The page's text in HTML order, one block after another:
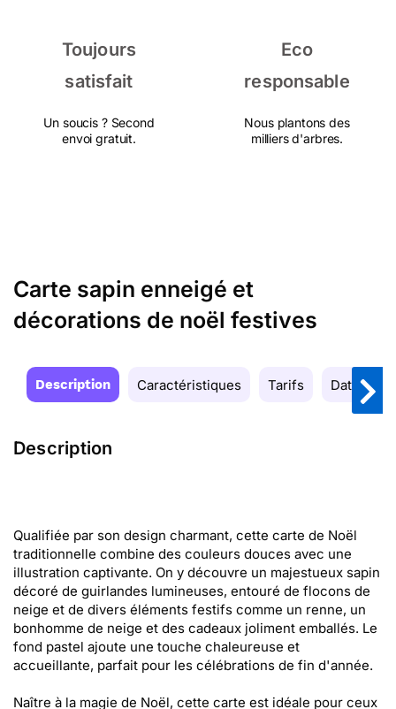
Toujours
satisfait
Un soucis ? Second
envoi gratuit.
Eco
responsable
Nous plantons des
milliers d'arbres.
Carte sapin enneigé et
décorations de noël festives
Description Caractéristiques Tarifs Date de
Description
Qualifiée par son design charmant, cette carte de Noël
traditionnelle combine des couleurs douces avec une
illustration captivante. On y découvre un majestueux sapin
décoré de guirlandes lumineuses, entouré de flocons de
neige et de divers éléments festifs comme un renne, un
bonhomme de neige et des cadeaux joliment emballés. Le
fond pastel ajoute une touche chaleureuse et
accueillante, parfait pour les célébrations de fin d'année.
Naître à la magie de Noël, cette carte est idéale pour ceux